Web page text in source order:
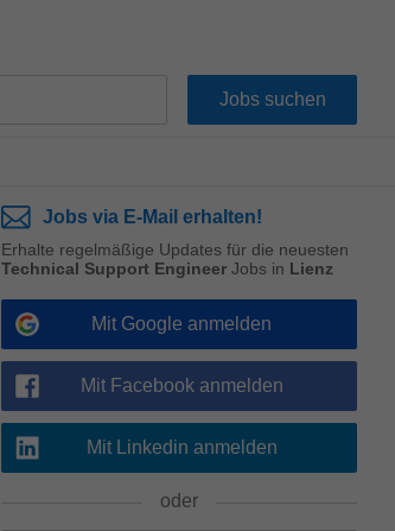
Jobs via E-Mail erhalten!
Erhalte regelmäßige Updates für die neuesten
Technical Support Engineer Jobs in Lienz
Mit Google anmelden
Mit Facebook anmelden
Mit Linkedin anmelden
oder